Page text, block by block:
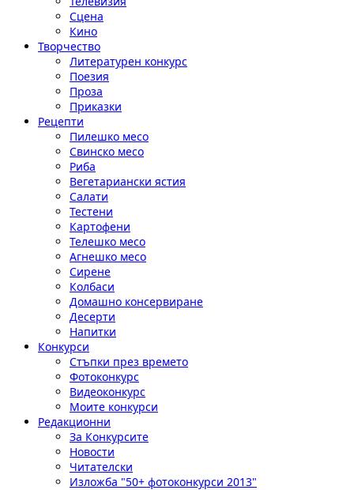
Сцена
Кино
Творчество
Литературен конкурс
Поезия
Проза
Приказки
Рецепти
Пилешко месо
Свинско месо
Риба
Вегетариански ястия
Салати
Тестени
Картофени
Телешко месо
Агнешко месо
Сирене
Колбаси
Домашно консервиране
Десерти
Напитки
Конкурси
Стъпки през времето
Фотоконкурс
Видеоконкурс
Моите конкурси
Редакционни
За Конкурсите
Новости
Читателски
Изложба "50+ фотоконкурси 2013"